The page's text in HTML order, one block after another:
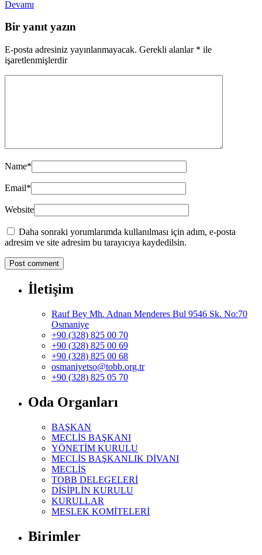
Devamı
Bir yanıt yazın
E-posta adresiniz yayınlanmayacak. Gerekli alanlar * ile
işaretlenmişlerdir
Name*
Email*
Website
Daha sonraki yorumlarımda kullanılması için adım, e-posta
adresim ve site adresim bu tarayıcıya kaydedilsin.
İletişim
Rauf Bey Mh. Adnan Menderes Bul 9546 Sk. No:70
Osmaniye
+90 (328) 825 00 70
+90 (328) 825 00 69
+90 (328) 825 00 68
osmaniyetso@tobb.org.tr
+90 (328) 825 05 70
Oda Organları
BAŞKAN
MECLİS BAŞKANI
YÖNETİM KURULU
MECLİS BAŞKANLIK DİVANI
MECLİS
TOBB DELEGELERİ
DİSİPLİN KURULU
KURULLAR
MESLEK KOMİTELERİ
Birimler